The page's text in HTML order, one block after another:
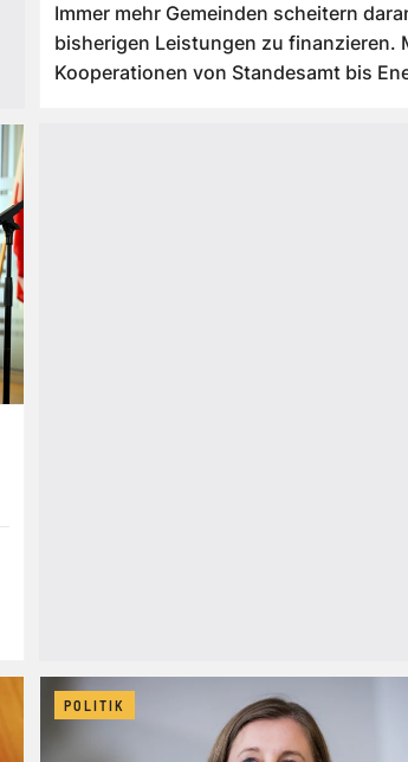
Immer mehr Gemeinden scheitern
bisherigen Leistungen zu finanzieren.
Kooperationen von Standesamt bis
POLITIK